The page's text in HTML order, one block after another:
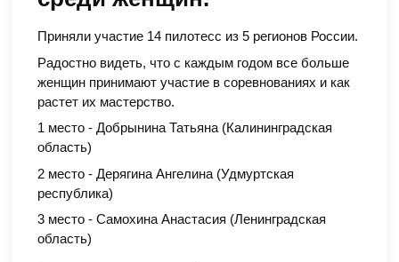
Приняли участие 14 пилотесс из 5 регионов России.
Радостно видеть, что с каждым годом все больше
женщин принимают участие в соревнованиях и как
растет их мастерство.
1 место - Добрынина Татьяна (Калининградская
область)
2 место - Дерягина Ангелина (Удмуртская
республика)
3 место - Самохина Анастасия (Ленинградская
область)